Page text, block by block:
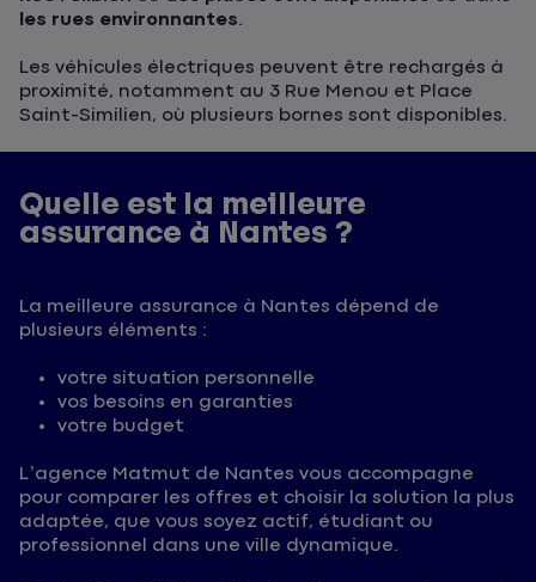
les rues environnantes.
Les véhicules électriques peuvent être rechargés à
proximité, notamment au 3 Rue Menou et Place
Saint-Similien, où plusieurs bornes sont disponibles.
Quelle est la meilleure
assurance à Nantes ?
La meilleure assurance à Nantes dépend de
plusieurs éléments :
votre situation personnelle
vos besoins en garanties
votre budget
L’agence Matmut de Nantes vous accompagne
pour comparer les offres et choisir la solution la plus
adaptée, que vous soyez actif, étudiant ou
professionnel dans une ville dynamique.